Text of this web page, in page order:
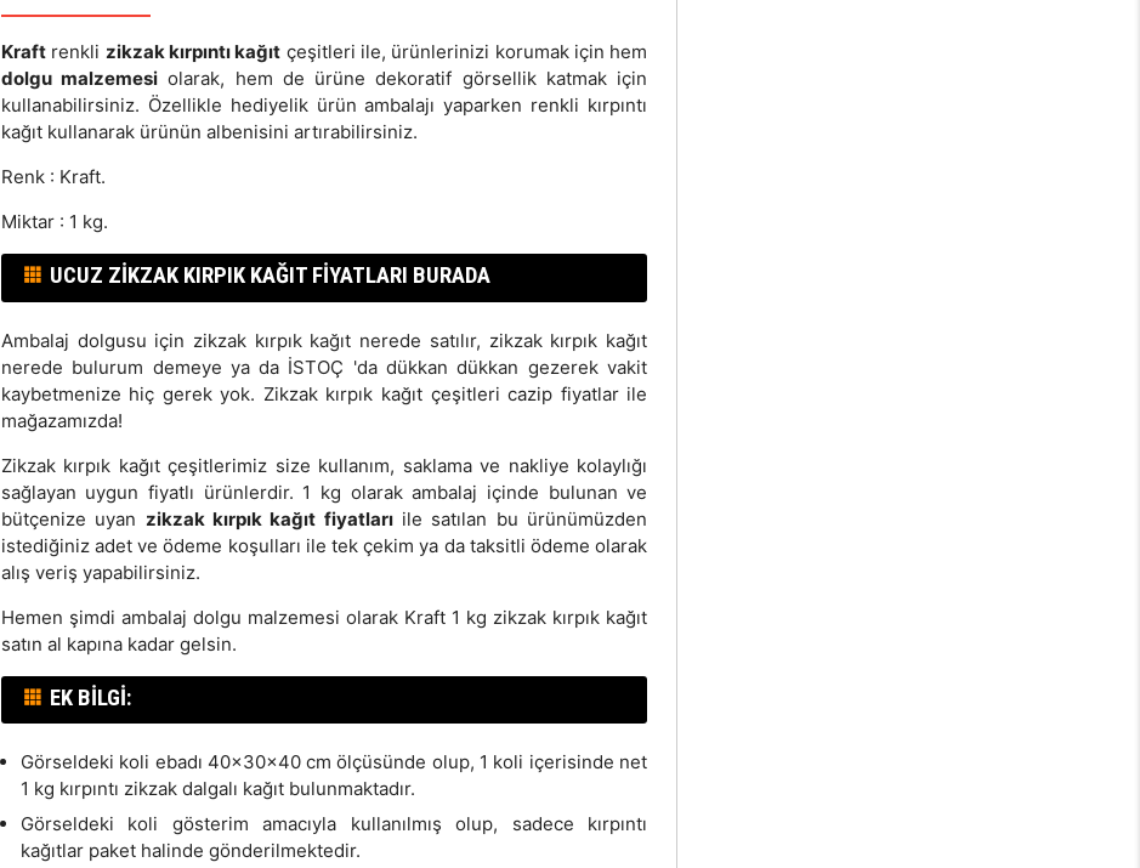
Kraftrenkli zikzak kırpıntı kağıt çeşitleri ile, ürünlerinizi korumak için hem
dolgu malzemesi olarak, hem de ürüne dekoratif görsellik katmak için
kullanabilirsiniz. Özellikle hediyelik ürün ambalajı yaparken renkli kırpıntı
kağıt kullanarak ürünün albenisini artırabilirsiniz.
Renk : Kraft.
Miktar : 1 kg.
UCUZ ZIKZAK KIRPIK KAĞIT FIYATLARI BURADA
Ambalaj dolgusu için zikzak kırpık kağıt nerede satılır, zikzak kırpık kağıt
nerede bulurum demeye ya da İSTOÇ 'da dükkan dükkan gezerek vakit
kaybetmenize hiç gerek yok. Zikzak kırpık kağıt çeşitleri cazip fiyatlar ile
mağazamızda!
Zikzak kırpık kağıt çeşitlerimiz size kullanım, saklama ve nakliye kolaylığı
sağlayan uygun fiyatlı ürünlerdir. 1 kg olarak ambalaj içinde bulunan ve
bütçenize uyan zikzak kırpık kağıt fiyatlarıile satılan bu ürünümüzden
istediğiniz adet ve ödeme koşulları ile tek çekim ya da taksitli ödeme olarak
alış veriş yapabilirsiniz.
Hemen şimdi ambalaj dolgu malzemesi olarak Kraft 1 kg zikzak kırpık kağıt
satın al kapına kadar gelsin.
EK BILGI:
Görseldeki koli ebadı 40x30x40 cm ölçüsünde olup, 1 koli içerisinde net
1 kg kırpıntı zikzak dalgalı kağıt bulunmaktadır.
Görseldeki koli gösterim amacıyla kullanılmış olup, sadece kırpıntı
kağıtlar paket halinde gönderilmektedir.